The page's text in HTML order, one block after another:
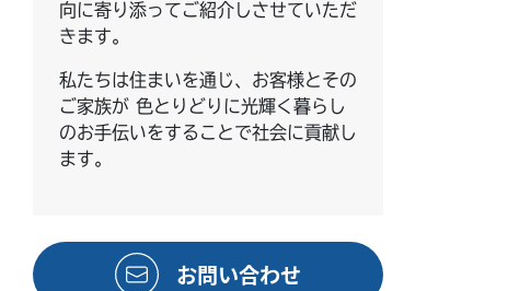
向に寄り添ってご紹介しさせていただ
きます。
私たちは住まいを通じ、お客様とその
ご家族が 色とりどりに光輝く暮らし
のお手伝いをすることで社会に貢献し
ます。
お問い合わせ